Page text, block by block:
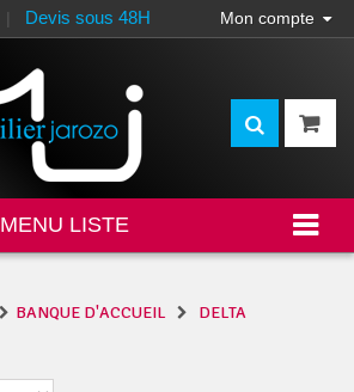
| Devis sous 48H Mon compte
MENU LISTE
BANQUE D'ACCUEIL DELTA